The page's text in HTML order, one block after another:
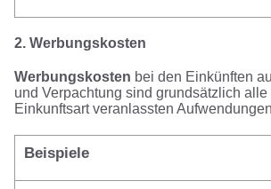
2. Werbungskosten
Werbungskosten bei den Einkünften
und Verpachtung sind grundsätzlich
Einkunftsart veranlassten
Beispiele